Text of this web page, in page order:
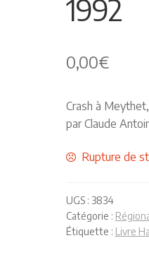
1992
0,00€
Crash à
par Claude
Rupture de
UGS : 3834
Catégorie :
Étiquette : Livre